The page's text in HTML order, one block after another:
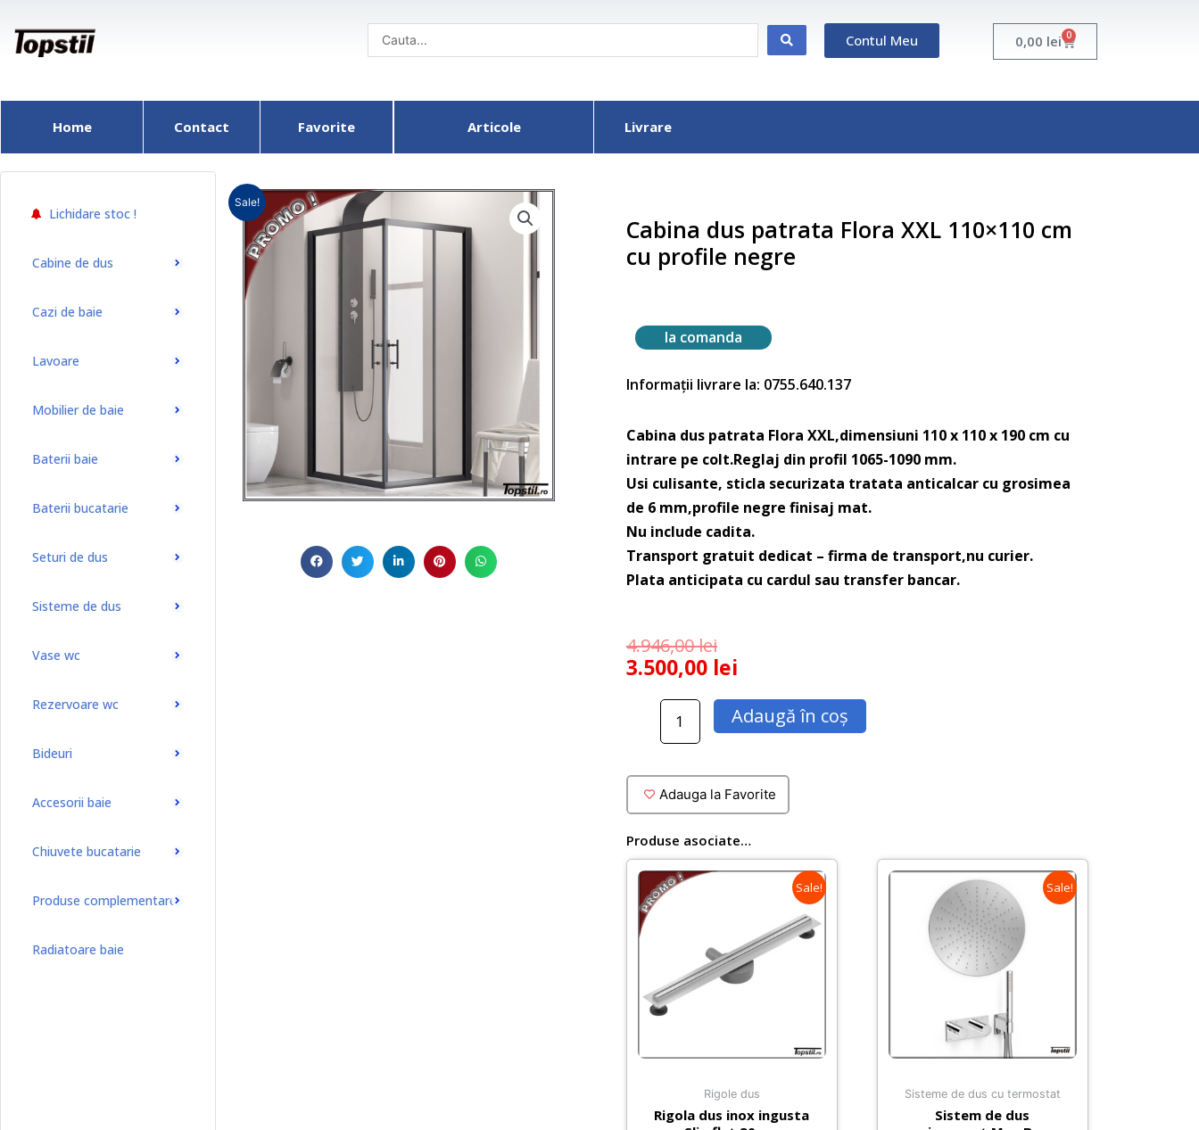
content
Contul Meu 0,00 lei 0 Cart
Home Contact Favorite Articole Livrare
Lichidare stoc !
Cabine de dus
Cazi de baie
Lavoare
Mobilier de baie
Baterii baie
Baterii bucatarie
Seturi de dus
Sisteme de dus
Vase wc
Rezervoare wc
Bideuri
Accesorii baie
Chiuvete bucatarie
Produse complementare
Radiatoare baie
Sale!
Cabina dus patrata Flora XXL 110×110 cm
cu profile negre
la comanda
Informații livrare la: 0755.640.137
Cabina dus patrata Flora XXL,dimensiuni 110 x 110 x 190 cm cu
intrare pe colt.Reglaj din profil 1065-1090 mm.
Usi culisante, sticla securizata tratata anticalcar cu grosimea
de 6 mm,profile negre finisaj mat.
Nu include cadita.
Transport gratuit dedicat – firma de transport,nu curier.
Plata anticipata cu cardul sau transfer bancar.
4.946,00lei
3.500,00 lei
Cantitate
patrata
Flora
XXL
110x110
cm
cu
profile
negre
Adaugă în coș
Adauga la Favorite
Produse asociate…
Sale!
Rigole dus
Rigola dus inox ingusta
Sale!
Sisteme de dus cu termostat
Sistem de dus